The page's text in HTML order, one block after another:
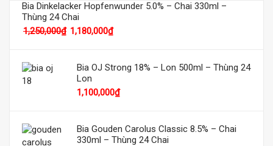
Bia Dinkelacker Hopfenwunder 5.0% – Chai 330ml –
Thùng 24 Chai
1,250,000₫ 1,180,000₫
Bia OJ Strong 18% – Lon 500ml – Thùng 24
Lon
1,100,000₫
Bia Gouden Carolus Classic 8.5% – Chai
330ml – Thùng 24 Chai